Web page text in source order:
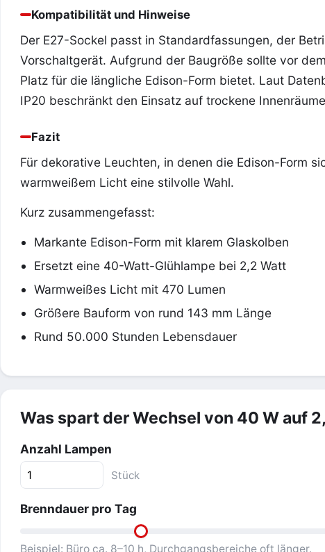
Kompatibilität und Hinweise
Der E27-Sockel passt in Standardfassungen, der
Vorschaltgerät. Aufgrund der Baugröße sollte vor
Platz für die längliche Edison-Form bietet. Laut
IP20 beschränkt den Einsatz auf trockene
Fazit
Für dekorative Leuchten, in denen die Edison-Form
warmweißem Licht eine stilvolle Wahl.
Kurz zusammengefasst:
Markante Edison-Form mit klarem Glaskolben
Ersetzt eine 40-Watt-Glühlampe bei 2,2 Watt
Warmweißes Licht mit 470 Lumen
Größere Bauform von rund 143 mm Länge
Rund 50.000 Stunden Lebensdauer
Was spart der Wechsel von 40 W auf
Anzahl Lampen
Stück
Brenndauer pro Tag
Beispiel: Büro ca. 8–10 h, Durchgangsbereiche oft länger.